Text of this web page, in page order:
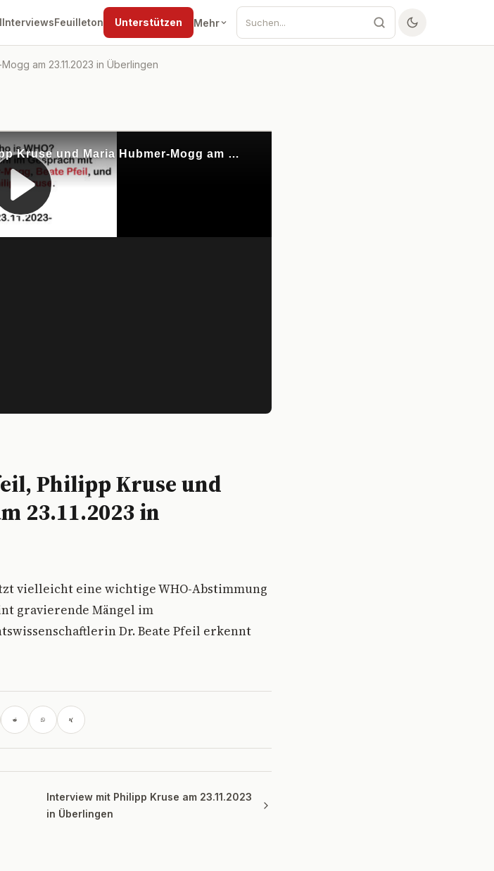
InterviewsFeuilleton Unterstützen Mehr
am 23.11.2023 in Überlingen
Philipp Kruse und
23.11.2023 in
vielleicht eine wichtige WHO-Abstimmung
gravierende Mängel im
Dr. Beate Pfeil erkennt
Interview mit Philipp Kruse am 23.11.2023
in Überlingen